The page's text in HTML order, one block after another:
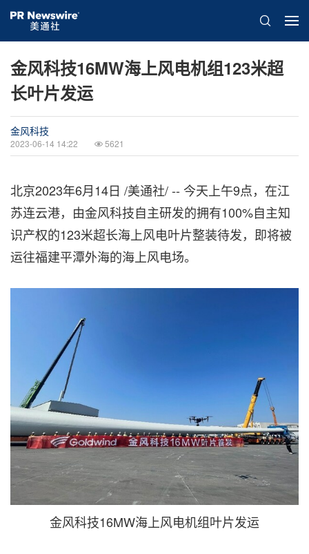
金风科技16MW海上风电机组123米超
长叶片发运
金风科技
2023-06-14 14:22 5621
北京2023年6月14日 /美通社/ -- 今天上午9点，在江
苏连云港，由金风科技自主研发的拥有100%自主知
识产权的123米超长海上风电叶片整装待发，即将被
运往福建平潭外海的海上风电场。
金风科技16MW海上风电机组叶片发运